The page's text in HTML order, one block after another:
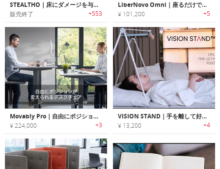
STEALTHO｜床にダメージを与えないオフィスチェア用ホイール「ステルスオー」
販売終了 +553
LiberNovo Omni｜座るだけで整う。マッサージ機能付きスマートワークチェア
¥ 101,200 +5
Movably Pro｜自由にポジションが変えられるデスクチェア
¥ 224,000 +3
VISION STAND｜手を離して好きな姿勢で使える自由自在アングルのデバイスホルダー
¥ 13,200 +4